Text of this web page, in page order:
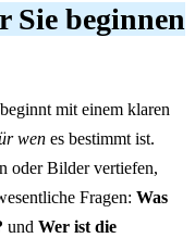
Sie beginnen
mit einem klaren
wen es bestimmt ist.
oder Bilder vertiefen,
Fragen: Was
und Wer ist die